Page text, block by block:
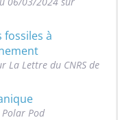
fossiles à
La Lettre du CNRS de
Pod